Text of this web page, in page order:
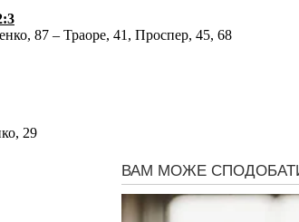
87 – Траоре, 41, Проспер, 45, 68
29